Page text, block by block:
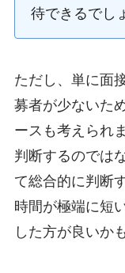
待できるでし
ただし、単に面
募者が少ないた
ースも考えられ
判断するのでは
て総合的に判断
時間が極端に短
した方が良いか